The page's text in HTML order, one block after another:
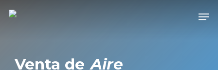
Skip
Venta de Aire